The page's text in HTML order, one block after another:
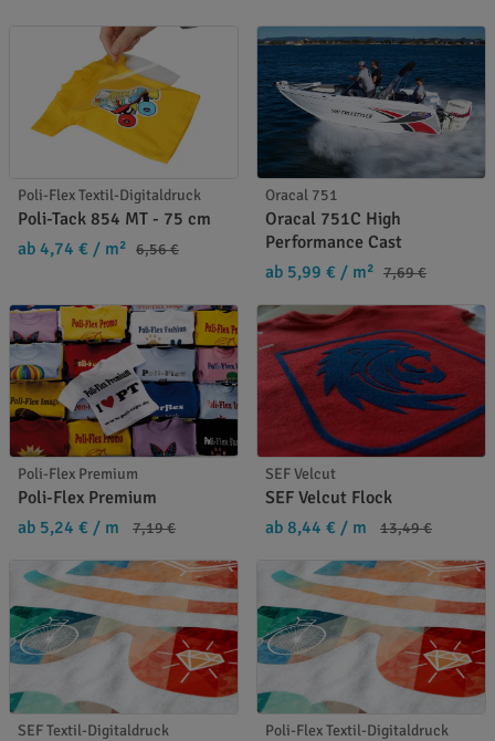
Poli-Flex Textil-Digitaldruck
Poli-Tack 854 MT - 75 cm
ab 4,74 € / m² 6,56 €
Oracal 751
Oracal 751C High
Performance Cast
ab 5,99 € / m² 7,69 €
Poli-Flex Premium
Poli-Flex Premium
ab 5,24 € / m 7,19 €
SEF Velcut
SEF Velcut Flock
ab 8,44 € / m 13,49 €
SEF Textil-Digitaldruck Poli-Flex Textil-Digitaldruck